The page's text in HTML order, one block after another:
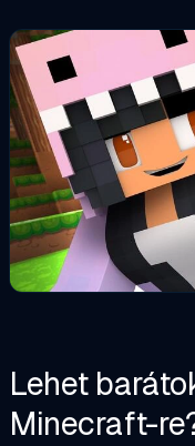
Lehet
Minecraft-